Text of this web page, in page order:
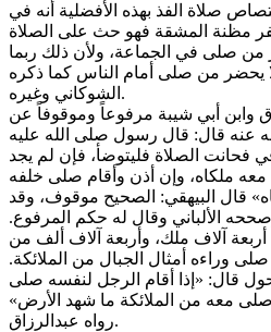
صلاة الفذ بهذه الأفضلية أنه في
مظنة المشقة فهو حث على الصلاة
من صلى في الجماعة، ولأن ذلك ربما
يحضر من صلى أمام الناس كما ذكره
الشوكاني وغيره.
وابن أبي شيبة مرفوعاً وموقوفاً عن
عنه قال: قال رسول صلى الله عليه
فحانت الصلاة فليتوضأ، فإن لم يجد
معه ملكاه، وإن أذن وأقام صلى خلفه
قال البيهقي: الصحيح موقوف، وقد
الألباني وقال له حكم المرفوع.
آلاف ملك، وأربعة آلاف ألف من
وراءه أمثال الجبال من الملائكة.
قال: «إذا أقام الرجل لنفسه صلى
صلى معه من الملائكة ما شهد الأرض»
رواه عبدالرزاق.